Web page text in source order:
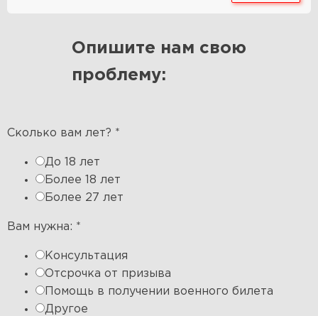
Опишите нам свою
проблему:
Сколько вам лет? *
До 18 лет
Более 18 лет
Более 27 лет
Вам нужна: *
Консультация
Отсрочка от призыва
Помощь в получении военного билета
Другое